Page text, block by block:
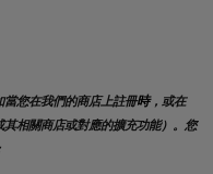
您在我們的商店上註冊時，或在
相關商店或對應的擴充功能）。您